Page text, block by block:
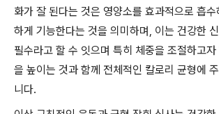
화가 잘 된다는 것은 영양소를 효과적으로 흡
하게 기능한다는 것을 의미하며, 이는 건강한
필수라고 할 수 잇으며 특히 체중을 조절하고
을 높이는 것과 함께 전체적인 칼로리 균형에
니다.